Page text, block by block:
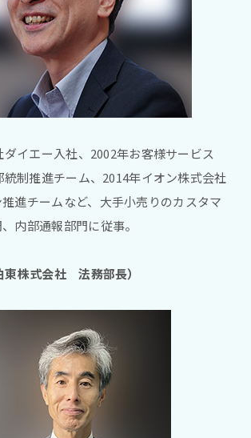
ダイエー入社、2002年お客様サービス
統制推進チーム、2014年イオン株式会社
進チームなど、大手小売りのカスタマ
内部通報部門に従事。
東株式会社 法務部長）